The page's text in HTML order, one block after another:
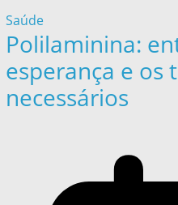
Saúde
Polilaminina:
esperança e os
necessários